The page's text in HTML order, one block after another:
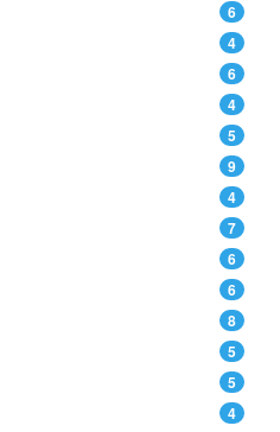
6
4
6
4
5
9
4
7
6
6
8
5
5
4